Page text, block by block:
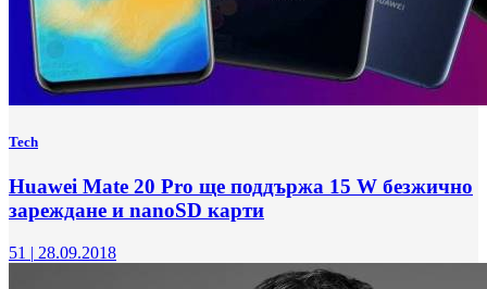
Tech
Huawei Mate 20 Pro ще поддържа 15 W безжично
зареждане и nanoSD карти
51 | 28.09.2018